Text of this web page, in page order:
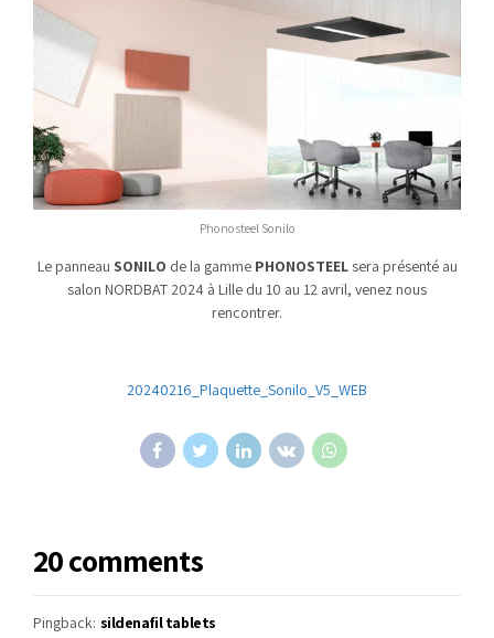
Phonosteel Sonilo
Le panneau SONILO de la gammePHONOSTEELsera présenté au
salon NORDBAT 2024 à Lille du 10 au 12 avril, venez nous
rencontrer.
20240216_Plaquette_Sonilo_V5_WEB
20 comments
Pingback: sildenafil tablets